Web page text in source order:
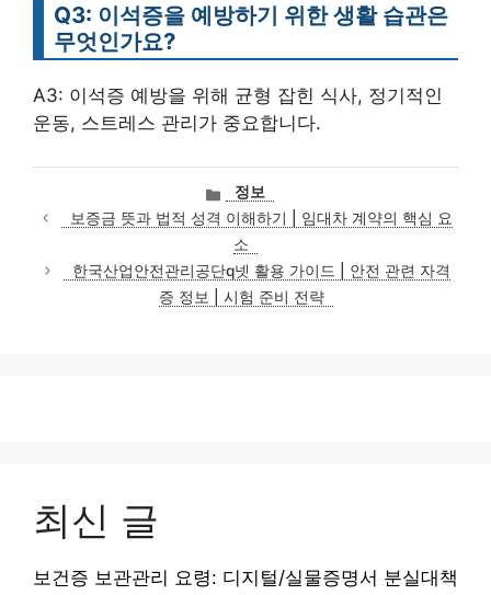
Q3: 이석증을 예방하기 위한 생활 습관은
무엇인가요?
A3: 이석증 예방을 위해 균형 잡힌 식사, 정기적인
운동, 스트레스 관리가 중요합니다.
카
테
고
리
정보
보증금 뜻과 법적 성격 이해하기 | 임대차 계약의 핵심 요
소
한국산업안전관리공단q넷 활용 가이드 | 안전 관련 자격
증 정보 | 시험 준비 전략
최신 글
보건증 보관관리 요령: 디지털/실물증명서 분실대책